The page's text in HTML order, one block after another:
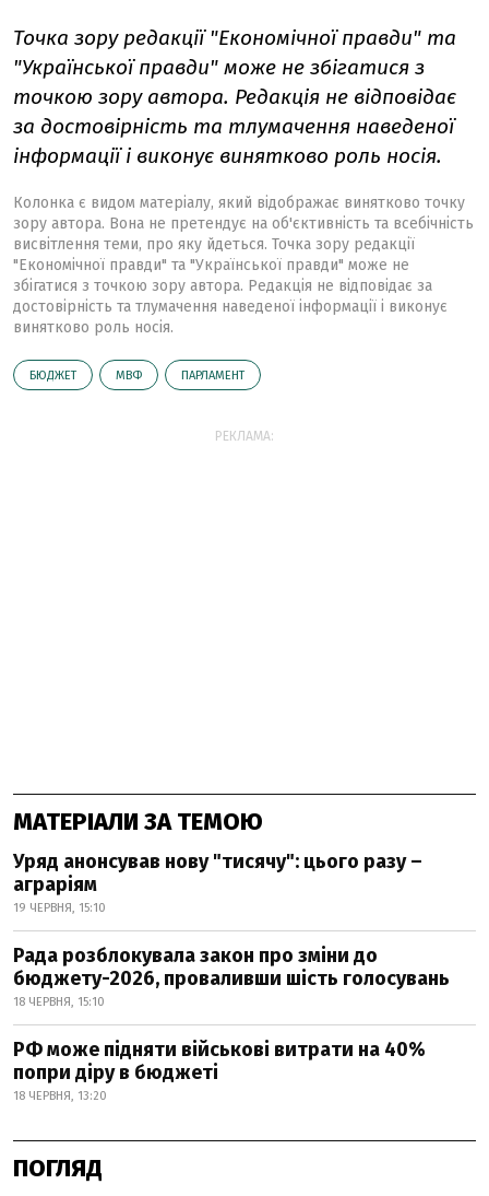
Точка зору редакції "Економічної правди" та
"Української правди" може не збігатися з
точкою зору автора. Редакція не відповідає
за достовірність та тлумачення наведеної
інформації і виконує винятково роль носія.
Колонка є видом матеріалу, який відображає винятково точку
зору автора. Вона не претендує на об'єктивність та всебічність
висвітлення теми, про яку йдеться. Точка зору редакції
"Економічної правди" та "Української правди" може не
збігатися з точкою зору автора. Редакція не відповідає за
достовірність та тлумачення наведеної інформації і виконує
винятково роль носія.
БЮДЖЕТ МВФ ПАРЛАМЕНТ
РЕКЛАМА:
МАТЕРІАЛИ ЗА ТЕМОЮ
Уряд анонсував нову "тисячу": цього разу –
аграріям
19 ЧЕРВНЯ, 15:10
Рада розблокувала закон про зміни до
бюджету-2026, проваливши шість голосувань
18 ЧЕРВНЯ, 15:10
РФ може підняти військові витрати на 40%
попри діру в бюджеті
18 ЧЕРВНЯ, 13:20
ПОГЛЯД